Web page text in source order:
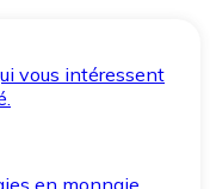
vous intéressent
en monnaie